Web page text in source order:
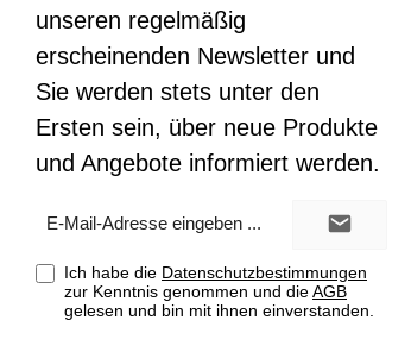
unseren regelmäßig
erscheinenden Newsletter und
Sie werden stets unter den
Ersten sein, über neue Produkte
und Angebote informiert werden.
Mail-
Ich habe die Datenschutzbestimmungen
zur Kenntnis genommen und dieAGB
gelesen und bin mit ihnen einverstanden.